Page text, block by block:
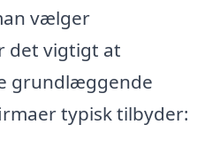
vælger
det vigtigt at
grundlæggende
typisk tilbyder: